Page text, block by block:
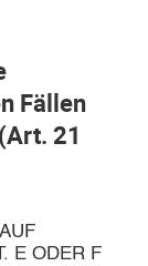
Fällen
21
E ODER F